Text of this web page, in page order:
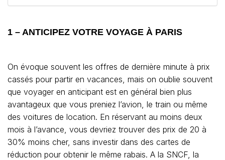
1 – ANTICIPEZ VOTRE VOYAGE À PARIS
On évoque souvent les offres de dernière minute à prix
cassés pour partir en vacances, mais on oublie souvent
que voyager en anticipant est en général bien plus
avantageux que vous preniez l’avion, le train ou même
des voitures de location. En réservant au moins deux
mois à l’avance, vous devriez trouver des prix de 20 à
30% moins cher, sans investir dans des cartes de
réduction pour obtenir le même rabais. A la SNCF, la